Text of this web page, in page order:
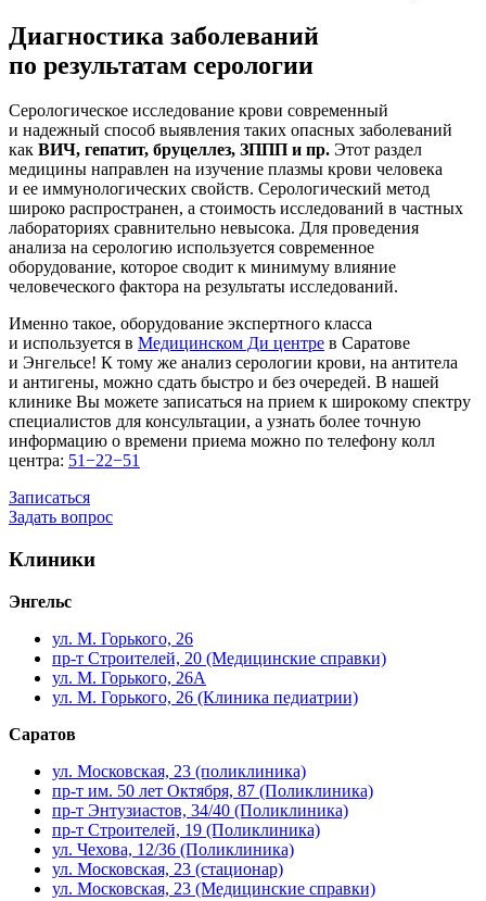
Диагностика заболеваний
по результатам серологии
Серологическое исследование крови современный
и надежный способ выявления таких опасных заболеваний
как ВИЧ, гепатит, бруцеллез, ЗППП и пр. Этот раздел
медицины направлен на изучение плазмы крови человека
и ее иммунологических свойств. Серологический метод
широко распространен, а стоимость исследований в частных
лабораториях сравнительно невысока. Для проведения
анализа на серологию используется современное
оборудование, которое сводит к минимуму влияние
человеческого фактора на результаты исследований.
Именно такое, оборудование экспертного класса
и используется в Медицинском Ди центре в Саратове
и Энгельсе! К тому же анализ серологии крови, на антитела
и антигены, можно сдать быстро и без очередей. В нашей
клинике Вы можете записаться на прием к широкому спектру
специалистов для консультации, а узнать более точную
информацию о времени приема можно по телефону колл
центра: 51−22−51
Записаться
Задать вопрос
Клиники
Энгельс
ул. М. Горького, 26
пр-т Строителей, 20 (Медицинские справки)
ул. М. Горького, 26А
ул. М. Горького, 26 (Клиника педиатрии)
Саратов
ул. Московская, 23 (поликлиника)
пр-т им. 50 лет Октября, 87 (Поликлиника)
пр-т Энтузиастов, 34/40 (Поликлиника)
пр-т Строителей, 19 (Поликлиника)
ул. Чехова, 12/36 (Поликлиника)
ул. Московская, 23 (стационар)
ул. Московская, 23 (Медицинские справки)